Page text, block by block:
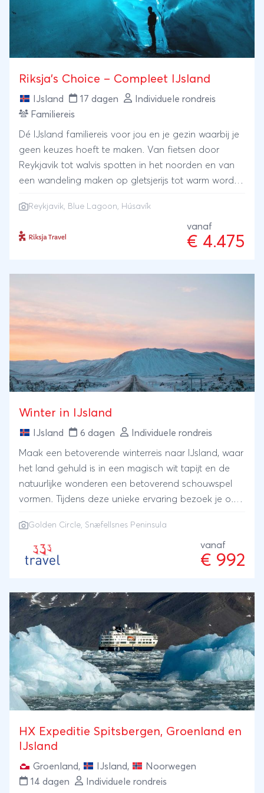
Seydisfjordur - Myvatn - Hvammstangi - Arnarstapi -
Riksja’s Choice – Compleet IJsland
IJsland 17 dagen
Individuele rondreis
Familiereis
Dé IJsland familiereis voor jou en je gezin waarbij je
geen keuzes hoeft te maken. Van fietsen door
Reykjavik tot walvis spotten in het noorden en van
een wandeling maken op gletsjerijs tot warm worden
combineert dé hot spots met onbekende pareltjes.
Lees verder over deze complete IJsland familiereis.
Reykjavik, Blue Lagoon, Húsavík
vanaf
€ 4.475
Winter in IJsland
IJsland 6 dagen Individuele rondreis
Maak een betoverende winterreis naar IJsland, waar
het land gehuld is in een magisch wit tapijt en de
natuurlijke wonderen een betoverend schouwspel
vormen. Tijdens deze unieke ervaring bezoek je o.a.
Peninsula.
Golden Circle, Snæfellsnes Peninsula
vanaf
€ 992
HX Expeditie Spitsbergen, Groenland en
IJsland
Groenland, IJsland,
Noorwegen
14 dagen
Individuele rondreis